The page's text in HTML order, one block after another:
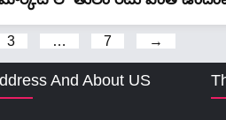
3 … 7 →
And About US